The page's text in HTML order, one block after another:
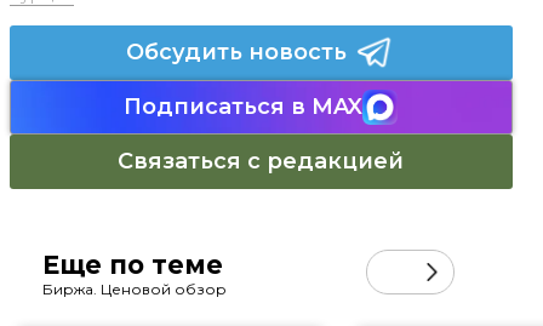
Обсудить новость
Подписаться в MAX
Связаться с редакцией
Еще по теме
Биржа. Ценовой обзор